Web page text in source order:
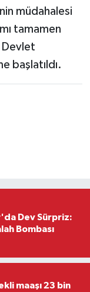
müdahalesi
tamamen
Devlet
başlatıldı.
Dev Sürpriz:
Bombası
maaşı 23 bin